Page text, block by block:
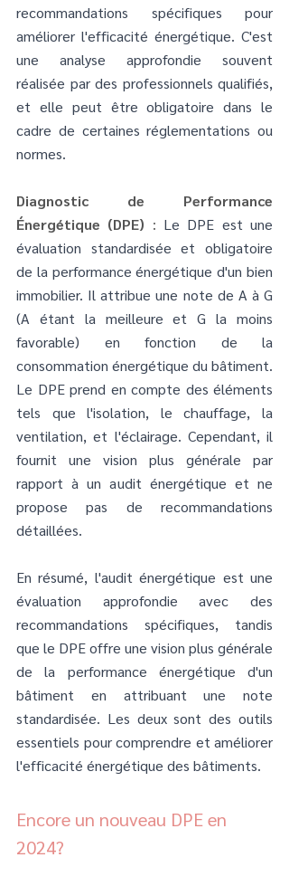
recommandations spécifiques pour
améliorer l'efficacité énergétique. C'est
une analyse approfondie souvent
réalisée par des professionnels qualifiés,
et elle peut être obligatoire dans le
cadre de certaines réglementations ou
normes.
Diagnostic de Performance
Énergétique (DPE) : Le DPE est une
évaluation standardisée et obligatoire
de la performance énergétique d'un bien
immobilier. Il attribue une note de A à G
(A étant la meilleure et G la moins
favorable) en fonction de la
consommation énergétique du bâtiment.
Le DPE prend en compte des éléments
tels que l'isolation, le chauffage, la
ventilation, et l'éclairage. Cependant, il
fournit une vision plus générale par
rapport à un audit énergétique et ne
propose pas de recommandations
détaillées.
En résumé, l'audit énergétique est une
évaluation approfondie avec des
recommandations spécifiques, tandis
que le DPE offre une vision plus générale
de la performance énergétique d'un
bâtiment en attribuant une note
standardisée. Les deux sont des outils
essentiels pour comprendre et améliorer
l'efficacité énergétique des bâtiments.
Encore un nouveau DPE en
2024?